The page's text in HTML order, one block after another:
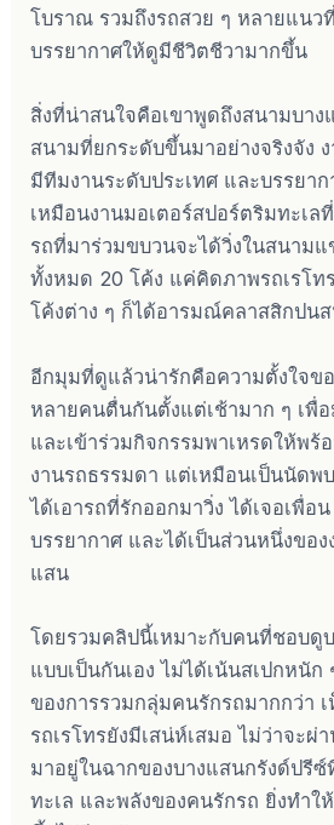
โบราณ รวมถึงรถสวย ๆ หลายแนว
บรรยากาศให้ดูมีชีวิตชีวามากขึ้น
สิ่งที่น่าสนใจคือเขาพูดถึงสนามบาง
สนามที่ยกระดับขึ้นมาอย่างจริงจัง
มีทีมงานระดับประเทศ และบรรยา
เหมือนงานมอเตอร์สปอร์ตริมทะเ
รถที่มาร่วมขบวนจะได้วิ่งในสนามแ
ทั้งหมด 20 โค้ง แค่คิดภาพรถเรโท
โค้งต่าง ๆ ก็ได้อารมณ์คลาสสิกปน
อีกมุมที่ดูแล้วน่ารักคือความตั้งใจข
หลายคนตื่นกันตั้งแต่เช้ามาก ๆ เพื่
และเข้าร่วมกิจกรรมพาเหรดให้พ
งานรถธรรมดา แต่เหมือนเป็นนัดพ
ได้เอารถที่รักออกมาวิ่ง ได้เจอเพื่อ
บรรยากาศ และได้เป็นส่วนหนึ่งขอ
แสน
โดยรวมคลิปนี้เหมาะกับคนที่ชอบดู
แบบเป็นกันเอง ไม่ได้เน้นสเปกหนั
ของการรวมกลุ่มคนรักรถมากกว่า
รถเรโทรยังมีเสน่ห์เสมอ ไม่ว่าจะผ่
มาอยู่ในฉากของบางแสนกรังด์ปรี
ทะเล และพลังของคนรักรถ ยิ่งทำใ